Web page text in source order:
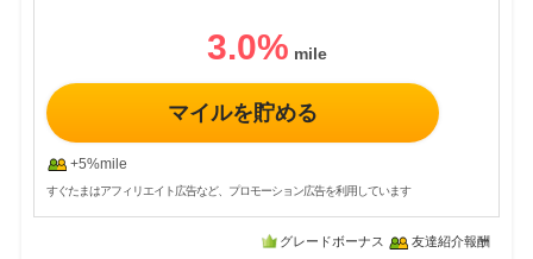
3.0%
マイルを貯める
+5%mile
すぐたまはアフィリエイト広告など、プロモーション広告を利用しています
グレードボーナス 友達紹介報酬